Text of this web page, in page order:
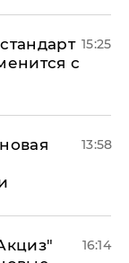
с
15:25
13:58
16:14